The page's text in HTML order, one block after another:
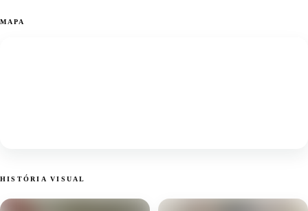
MAPA
HISTÓRIA VISUAL